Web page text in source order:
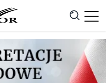
Anuluj